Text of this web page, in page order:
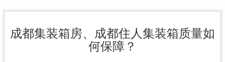
成都集装箱房、成都住人集装箱质量如
何保障？